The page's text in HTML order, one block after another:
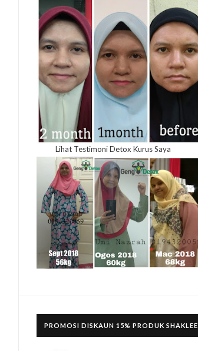
Lihat Testimoni Detox Kurus Saya
PROMOSI DISKAUN 15% PRODUK SHAKLEE